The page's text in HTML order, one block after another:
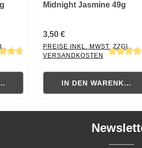
Midnight Jasmine 49g
3,50 €
PREISE INKL. MWST. ZZGL.
VERSANDKOSTEN
IN DEN WARENKORB